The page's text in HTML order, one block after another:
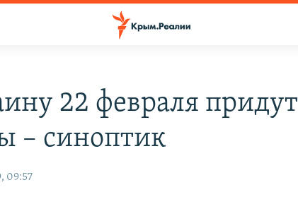
22 февраля придут
– синоптик
09:57